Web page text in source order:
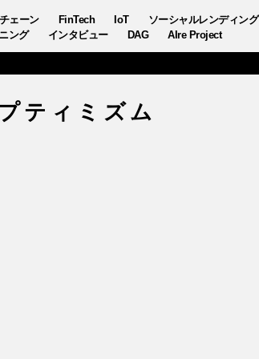
ェーン FinTech IoT ソーシャルレンディング
ング インタビュー DAG AIre Project
ティミズム